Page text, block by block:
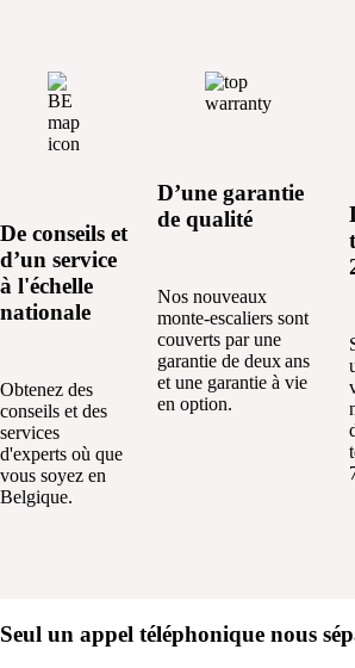
De conseils et
d’un service
à l'échelle
nationale
Obtenez des
conseils et des
services
d'experts où que
vous soyez en
Belgique.
D’une garantie
de qualité
Nos nouveaux
monte-escaliers sont
couverts par une
garantie de deux ans
et une garantie à vie
en option.
Seul un appel téléphonique nous